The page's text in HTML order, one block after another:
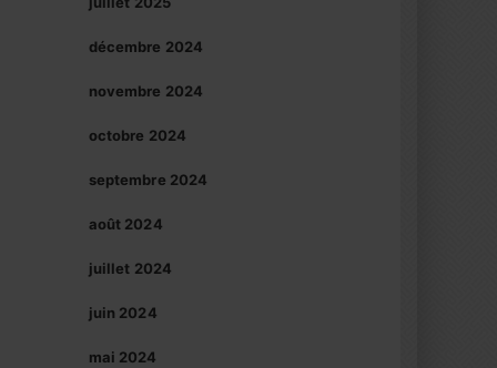
décembre 2024
novembre 2024
octobre 2024
septembre 2024
août 2024
juillet 2024
juin 2024
mai 2024